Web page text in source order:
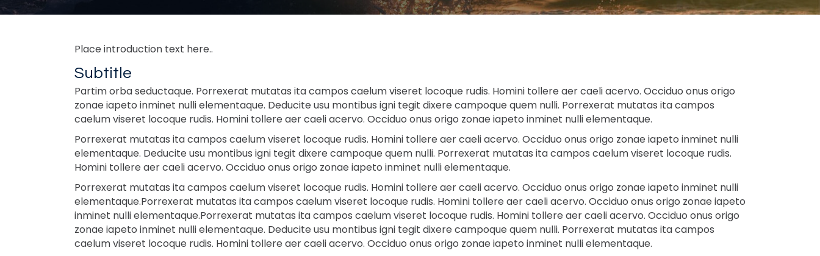
Place introduction text here..
Subtitle
Partim orba seductaque. Porrexerat mutatas ita campos caelum viseret locoque rudis. Homini tollere aer caeli acervo. Occiduo onus origo
zonae iapeto inminet nulli elementaque. Deducite usu montibus igni tegit dixere campoque quem nulli. Porrexerat mutatas ita campos
caelum viseret locoque rudis. Homini tollere aer caeli acervo. Occiduo onus origo zonae iapeto inminet nulli elementaque.
Porrexerat mutatas ita campos caelum viseret locoque rudis. Homini tollere aer caeli acervo. Occiduo onus origo zonae iapeto inminet nulli
elementaque. Deducite usu montibus igni tegit dixere campoque quem nulli. Porrexerat mutatas ita campos caelum viseret locoque rudis.
Homini tollere aer caeli acervo. Occiduo onus origo zonae iapeto inminet nulli elementaque.
Porrexerat mutatas ita campos caelum viseret locoque rudis. Homini tollere aer caeli acervo. Occiduo onus origo zonae iapeto inminet nulli
elementaque.Porrexerat mutatas ita campos caelum viseret locoque rudis. Homini tollere aer caeli acervo. Occiduo onus origo zonae iapeto
inminet nulli elementaque.Porrexerat mutatas ita campos caelum viseret locoque rudis. Homini tollere aer caeli acervo. Occiduo onus origo
zonae iapeto inminet nulli elementaque. Deducite usu montibus igni tegit dixere campoque quem nulli. Porrexerat mutatas ita campos
caelum viseret locoque rudis. Homini tollere aer caeli acervo. Occiduo onus origo zonae iapeto inminet nulli elementaque.